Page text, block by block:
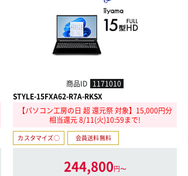
商品ID 1171010
STYLE-15FXA62-R7A-RKSX
【パソコン工房の日 超 還元祭 対象】15,000円分
相当還元 8/11(火)10:59まで!
カスタマイズ○ 会員送料無料
244,800円〜